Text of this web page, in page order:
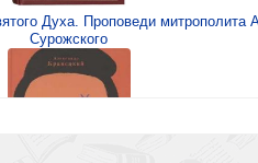
Духа. Проповеди митрополита
Сурожского